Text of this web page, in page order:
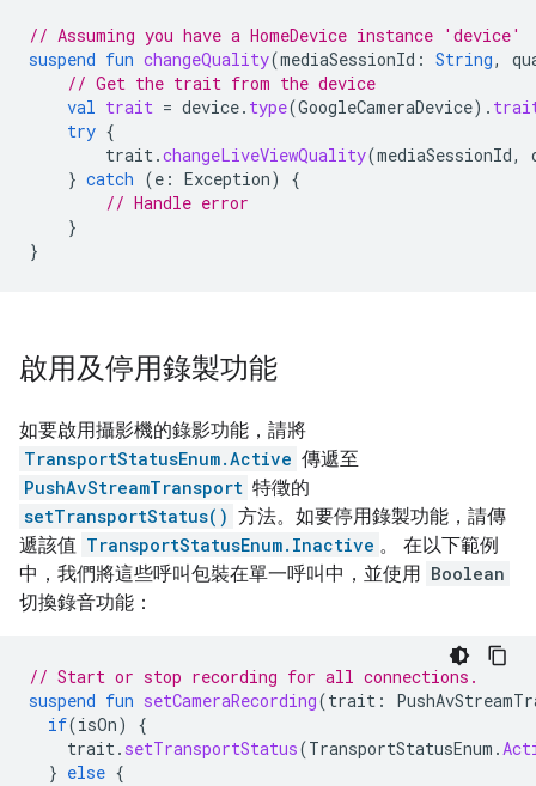
// Assuming you have a HomeDevice instance 'device'
suspend fun changeQuality(mediaSessionId : String,
// Get the trait from the device
val trait = device. type(GoogleCameraDevice).
try {
trait.changeLiveViewQuality(mediaSessionId,
} catch (e : Exception)
{
// Handle error
}
}
啟用及停用錄製功能
如要啟用攝影機的錄影功能，請將
TransportStatusEnum.Active 傳遞至
PushAvStreamTransport 特徵的
setTransportStatus() 方法。如要停用錄製功能，請傳
遞該值 TransportStatusEnum.Inactive 。 在以下範例
中，我們將這些呼叫包裝在單一呼叫中，並使用 Boolean
切換錄音功能：
// Start or stop recording for all connections.
suspend fun setCameraRecording(trait :
if(isOn)
{
trait. setTransportStatus(TransportStatusEnum .
} else {